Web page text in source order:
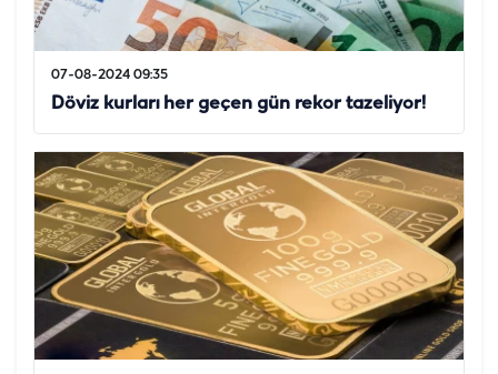
07-08-2024 09:35
Döviz kurları her geçen gün rekor tazeliyor!